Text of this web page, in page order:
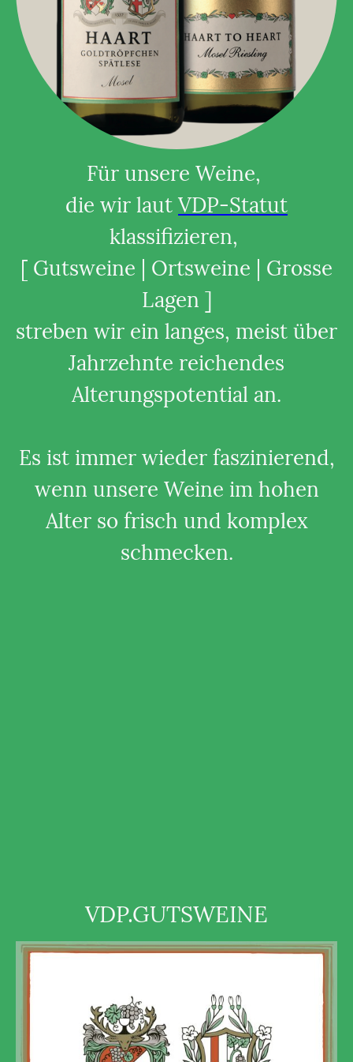
Für unsere Weine,
die wir laut VDP-Statut
klassifizieren,
[ Gutsweine | Ortsweine | Grosse
Lagen ]
streben wir ein langes, meist über
Jahrzehnte reichendes
Alterungspotential an.
Es ist immer wieder faszinierend,
wenn unsere Weine im hohen
Alter so frisch und komplex
schmecken.
VDP.GUTSWEINE